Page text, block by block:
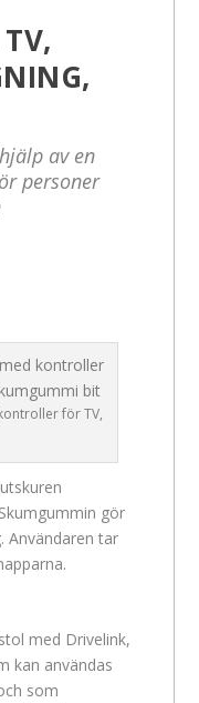
av en
personer
för TV,
gör
Användaren tar
med Drivelink,
kan användas
som